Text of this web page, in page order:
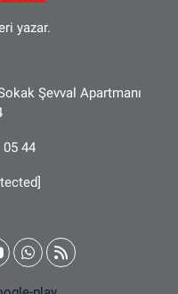
yazar.
Şevval Apartmanı
05 44